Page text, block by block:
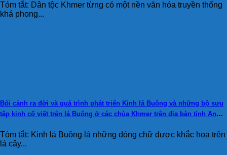
Tóm tắt: Dân tộc Khmer từng có một nền văn hóa truyền thống
khá phong...
Bối cảnh ra đời và quá trình phát triển Kinh lá Buông và những bộ sưu
tập kinh cổ viết trên lá Buông ở các chùa Khmer trên địa bàn tỉnh An
Tóm tắt: Kinh lá Buông là những dòng chữ được khắc họa trên
lá cây...